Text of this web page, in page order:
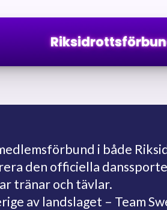
i både
den officiella
tränar och tävlar.
av landslaget – Team